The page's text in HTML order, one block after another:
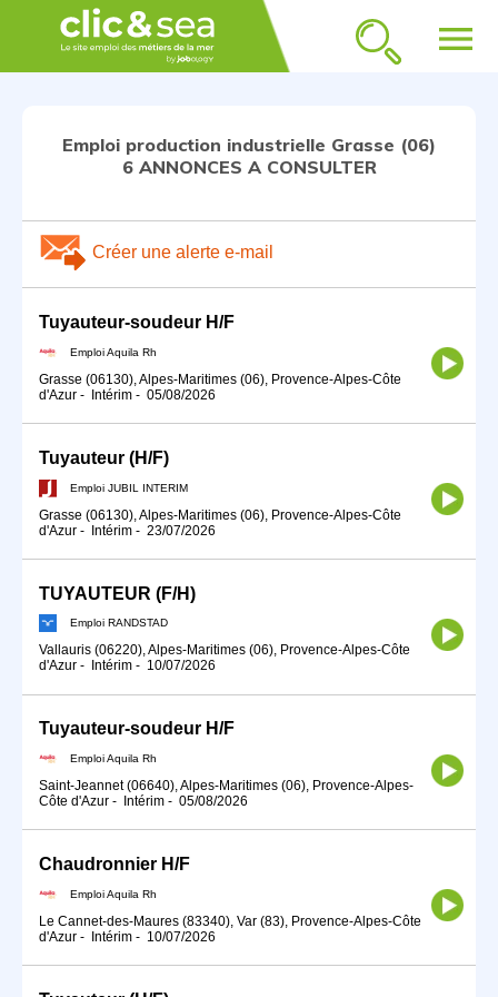
menu
Emploi production industrielle Grasse (06)
6 ANNONCES A CONSULTER
Créer une alerte e-mail
Tuyauteur-soudeur H/F
Emploi Aquila Rh
Grasse (06130), Alpes-Maritimes (06), Provence-Alpes-Côte
d'Azur - Intérim - 05/08/2026
Tuyauteur (H/F)
Emploi JUBIL INTERIM
Grasse (06130), Alpes-Maritimes (06), Provence-Alpes-Côte
d'Azur - Intérim - 23/07/2026
TUYAUTEUR (F/H)
Emploi RANDSTAD
Vallauris (06220), Alpes-Maritimes (06), Provence-Alpes-Côte
d'Azur - Intérim - 10/07/2026
Tuyauteur-soudeur H/F
Emploi Aquila Rh
Saint-Jeannet (06640), Alpes-Maritimes (06), Provence-Alpes-
Côte d'Azur - Intérim - 05/08/2026
Chaudronnier H/F
Emploi Aquila Rh
Le Cannet-des-Maures (83340), Var (83), Provence-Alpes-Côte
d'Azur - Intérim - 10/07/2026